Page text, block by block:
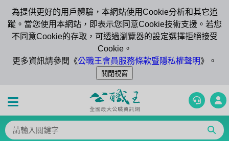
為提供更好的用戶體驗，本網站使用Cookie分析和其它追
蹤。當您使用本網站，即表示您同意Cookie技術支援。若您
不同意Cookie的存取，可透過瀏覽器的設定選擇拒絕接受
Cookie。
更多資訊請參閱《公職王會員服務條款暨隱私權聲明》。